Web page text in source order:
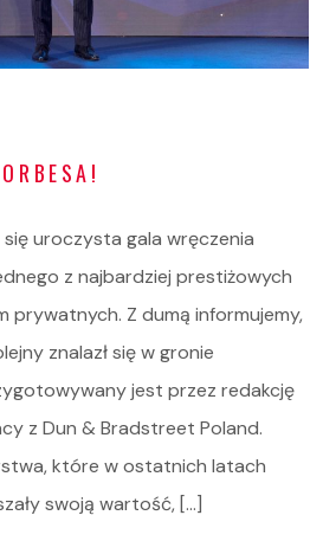
się uroczysta gala wręczenia
z najbardziej prestiżowych
prywatnych. Z dumą informujemy,
znalazł się w gronie
jest przez redakcję
z Dun & Bradstreet Poland.
które w ostatnich latach
swoją wartość, […]